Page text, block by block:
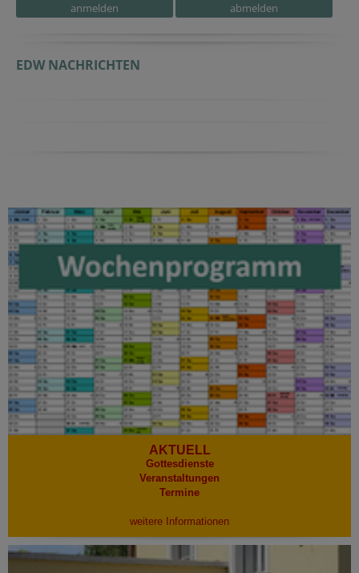
EDW NACHRICHTEN
AKTUELL
Gottesdienste
Veranstaltungen
Termine
weitere Informationen